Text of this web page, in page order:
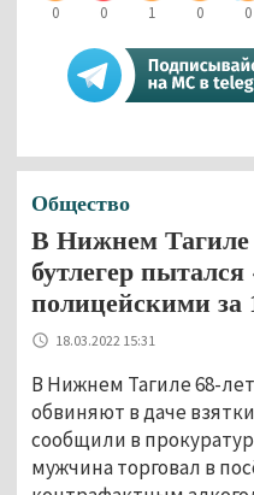
0 0 1 0 0
Общество
В Нижнем Тагиле
бутлегер пытался
полицейскими за
18.03.2022 15:31
В Нижнем Тагиле 68-
обвиняют в даче
сообщили в
мужчина торговал в